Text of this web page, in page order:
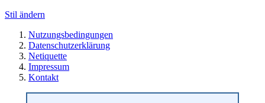
Stil ändern
Nutzungsbedingungen
Datenschutzerklärung
Netiquette
Impressum
Kontakt